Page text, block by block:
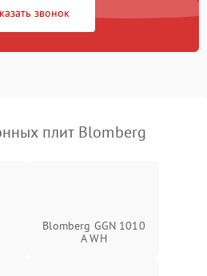
звонок
плит Blomberg
Blomberg GGN 1010
A WH